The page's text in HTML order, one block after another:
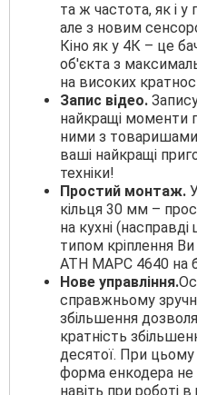
та ж частота, як і
але з новим
Кіно як у 4К – це
об'єкта з
на високих
Запис відео.
найкращі моменти
ними з
ваші найкращі
техніки!
Простий монтаж.
кільця 30 мм –
на кухні
типом кріплення
АТН МАРС 4640 на
Нове управління.
справжньому
збільшення
кратність
десятої. При цьому
форма енкодера не
навіть при роботі в